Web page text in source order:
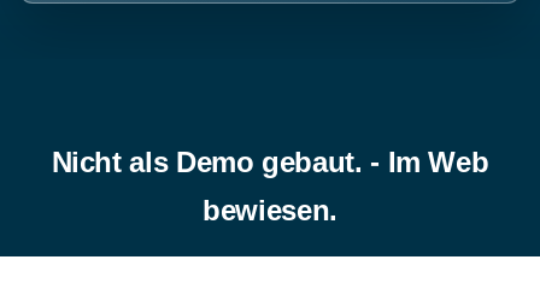
Nicht als Demo gebaut. - Im Web
bewiesen.